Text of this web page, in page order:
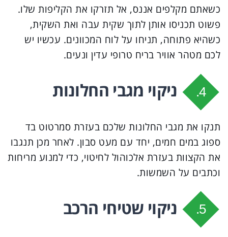
כשאתם מקלפים אננס, אל תזרקו את הקליפות שלו.
פשוט תכניסו אותן לתוך שקית עבה ואת השקית,
כשהיא פתוחה, תניחו על לוח המכוונים. עכשיו יש
לכם מטהר אוויר בריח טרופי עדין ונעים.
4. ניקוי מגבי החלונות
תנקו את מגבי החלונות שלכם בעזרת סמרטוט בד
ספוג במים חמים, יחד עם מעט סבון. לאחר מכן תנגבו
את הקצוות בעזרת אלכוהול לחיטוי, כדי למנוע מריחות
וכתבים על השמשות.
5. ניקוי שטיחי הרכב